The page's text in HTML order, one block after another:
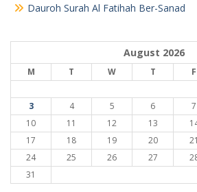
Dauroh Surah Al Fatihah Ber-Sanad
August 2026
M T W T F
3
4 5 6 7
10
11 12 13
17
18 19 20 21
24
25 26 27
31